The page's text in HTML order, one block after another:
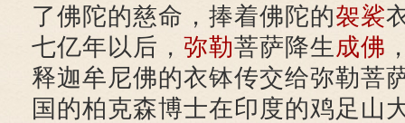
了佛陀的慈命，捧着佛陀的袈裟
七亿年以后， 弥勒菩萨降生 成佛
释迦牟尼佛的衣钵传交给弥勒菩
国的柏克森博士在印度的鸡足山